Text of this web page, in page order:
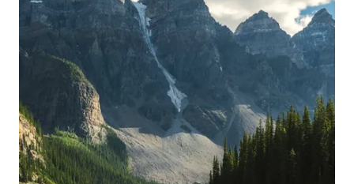
Uffici
Trova l'ufficio più vicino
La nostra organizzazione
Carriera
Lavora con noi